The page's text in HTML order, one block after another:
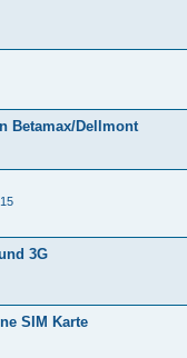
Betamax/Dellmont
3G
SIM Karte